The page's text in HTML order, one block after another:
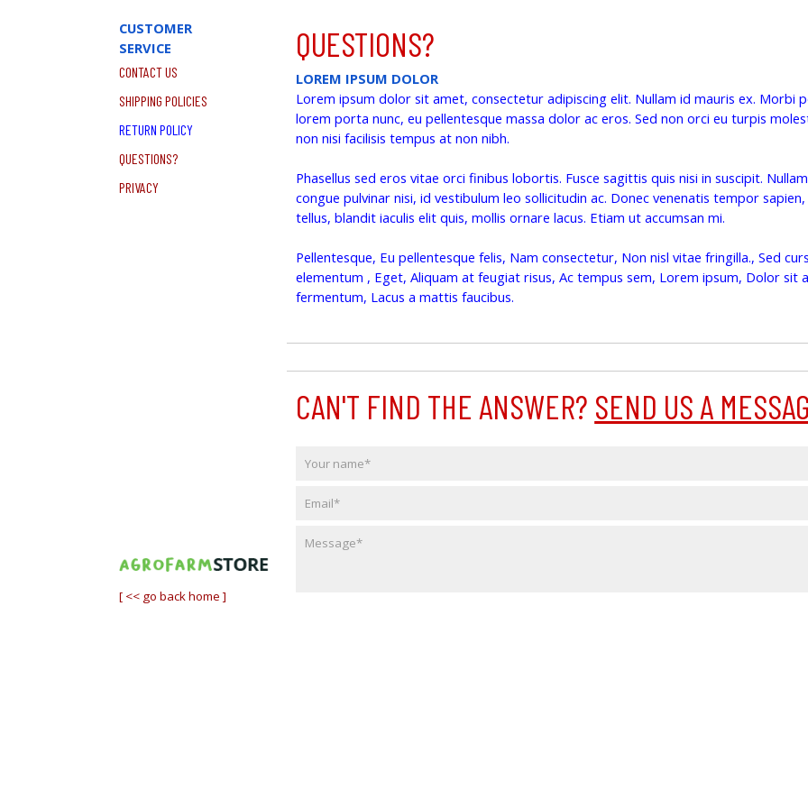
CUSTOMER
SERVICE
CONTACT US
SHIPPING POLICIES
RETURN POLICY
QUESTIONS?
PRIVACY
[ << go back home ]
QUESTIONS?
LOREM IPSUM DOLOR
Lorem ipsum dolor sit amet, consectetur adipiscing elit. Nullam id mauris ex.
lorem porta nunc, eu pellentesque massa dolor ac eros. Sed non orci eu turpis
non nisi facilisis tempus at non nibh.
Phasellus sed eros vitae orci finibus lobortis. Fusce sagittis quis nisi in suscipit.
congue pulvinar nisi, id vestibulum leo sollicitudin ac. Donec venenatis tempor
tellus, blandit iaculis elit quis, mollis ornare lacus. Etiam ut accumsan mi.
Pellentesque, Eu pellentesque felis, Nam consectetur, Non nisl vitae fringilla., Sed
elementum , Eget, Aliquam at feugiat risus, Ac tempus sem, Lorem ipsum, Dolor sit
fermentum, Lacus a mattis faucibus.
CAN'T FIND THE ANSWER? SEND US A